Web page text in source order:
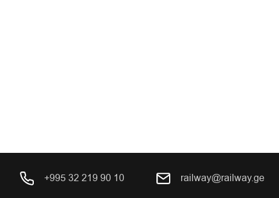
+995 32 219 90 10 railway@railway.ge